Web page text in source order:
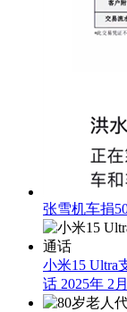
张雪机车捐
小米15 Ultra
话 2025年 2